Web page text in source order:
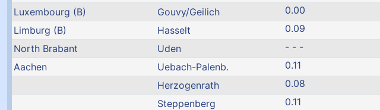
Luxembourg (B)
Gouvy/Geilich
0.00
Limburg (B)
Hasselt
0.09
North Brabant
Uden
- - -
Aachen
Uebach-Palenb.
0.11
Herzogenrath
0.08
Steppenberg
0.11